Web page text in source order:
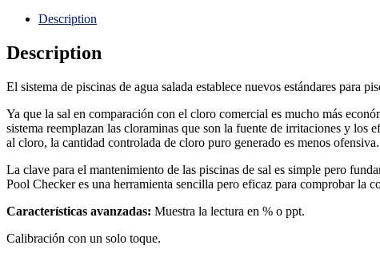
Description
Description
El sistema de piscinas de agua salada establece nuevos estándares para
Ya que la sal en comparación con el cloro comercial es mucho más
sistema reemplazan las cloraminas que son la fuente de irritaciones y los
al cloro, la cantidad controlada de cloro puro generado es menos ofensiva.
La clave para el mantenimiento de las piscinas de sal es simple pero
Pool Checker es una herramienta sencilla pero eficaz para comprobar la
Características avanzadas: Muestra la lectura en % o ppt.
Calibración con un solo toque.